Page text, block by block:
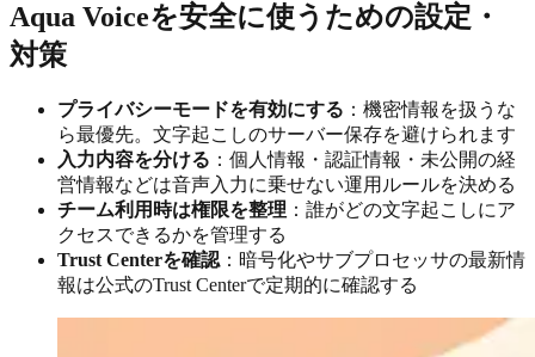
Aqua Voiceを安全に使うための設定・
対策
プライバシーモードを有効にする ：機密情報を扱うな
ら最優先。文字起こしのサーバー保存を避けられます
入力内容を分ける ：個人情報・認証情報・未公開の経
営情報などは音声入力に乗せない運用ルールを決める
チーム利用時は権限を整理 ：誰がどの文字起こしにア
クセスできるかを管理する
Trust Centerを確認 ：暗号化やサブプロセッサの最新情
報は公式のTrust Centerで定期的に確認する